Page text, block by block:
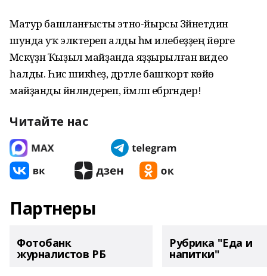
Матур башланғысты этно-йырсы Зәйнетдин
шунда уҡ эләктереп алды һәм илебеҙҙең йөрәге
Мәскәүҙән Ҡыҙыл майҙанда яҙҙырылған видео
һалды. Һис шикһеҙ, дәртле башҡорт көйө
майҙанды йәнләндереп, йәмләп ебәргәндер!
Читайте нас
Партнеры
Фотобанк
журналистов РБ
Рубрика "Еда и
напитки"